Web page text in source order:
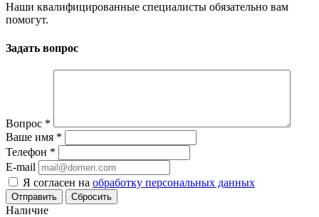
Наши квалифицированные специалисты обязательно вам
помогут.
Задать вопрос
Вопрос *
Ваше имя *
Телефон *
E-mail
Я согласен на обработку персональных данных
Сбросить
Наличие